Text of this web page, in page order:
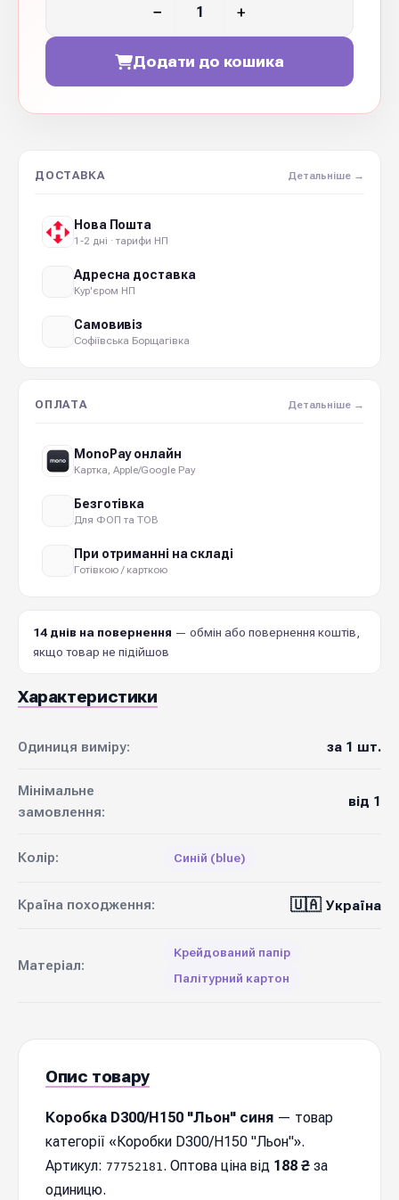
− +
Додати до кошика
ДОСТАВКА Детальніше →
Нова Пошта
1-2 дні · тарифи НП
Адресна доставка
Кур'єром НП
Самовивіз
Софіївська Борщагівка
ОПЛАТА Детальніше →
MonoPay онлайн
Картка, Apple/Google Pay
Безготівка
Для ФОП та ТОВ
При отриманні на складі
Готівкою / карткою
14 днів на повернення — обмін або повернення коштів,
якщо товар не підійшов
Характеристики
Одиниця виміру: за 1 шт.
Мінімальне
замовлення:
від 1
Колір: Синій (blue)
Країна походження: 🇺🇦 Україна
Матеріал:
Крейдований папір
Палітурний картон
Опис товару
Коробка D300/H150 "Льон" синя — товар
категорії «Коробки D300/H150 "Льон"».
Артикул: 77752181. Оптова ціна від 188 ₴ за
одиницю.